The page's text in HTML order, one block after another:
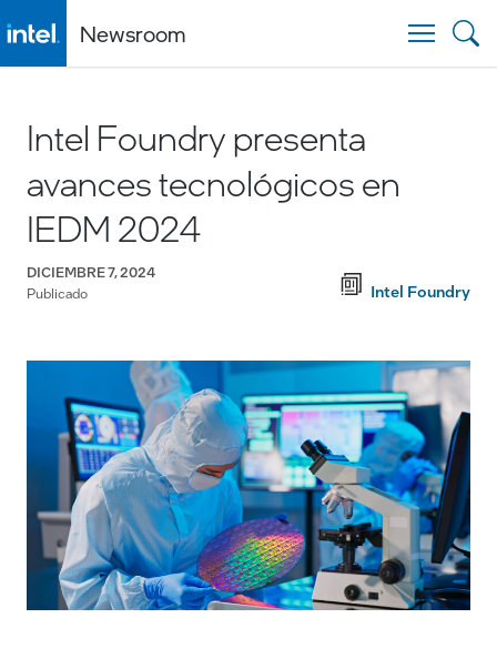
Newsroom
Intel Foundry presenta
avances tecnológicos en
IEDM 2024
DICIEMBRE 7, 2024
Publicado
Intel Foundry